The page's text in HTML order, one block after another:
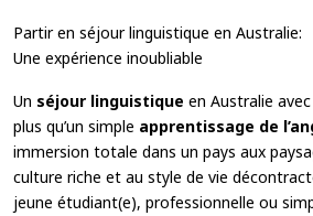
Partir en séjour linguistique en Australie:
Une expérience inoubliable
Un séjour linguistique en Australie
plus qu’un simple apprentissage de
immersion totale dans un pays aux
culture riche et au style de vie
jeune étudiant(e), professionnelle ou